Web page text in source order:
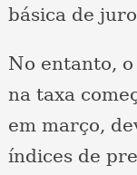
básica de
No entanto,
na taxa
em março,
índices de